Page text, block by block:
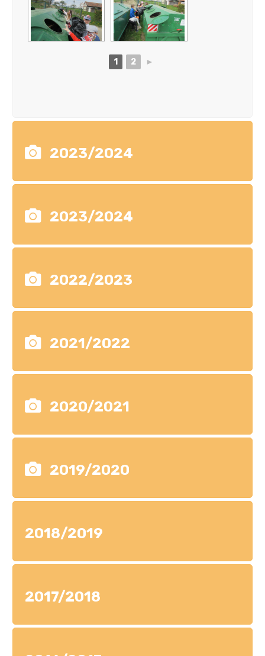
1 2 ►
2023/2024
2023/2024
2022/2023
2021/2022
2020/2021
2019/2020
2018/2019
2017/2018